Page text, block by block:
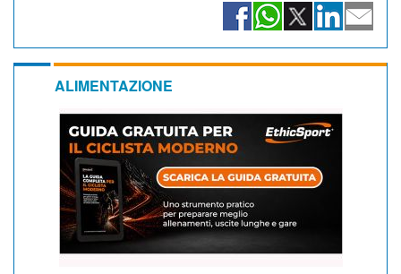
ALIMENTAZIONE